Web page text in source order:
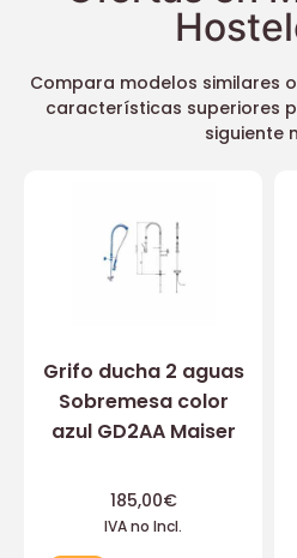
Compara modelos similares
características superiores
siguiente
Grifo ducha 2 aguas
Sobremesa color
azul GD2AA Maiser
185,00€
IVA no Incl.